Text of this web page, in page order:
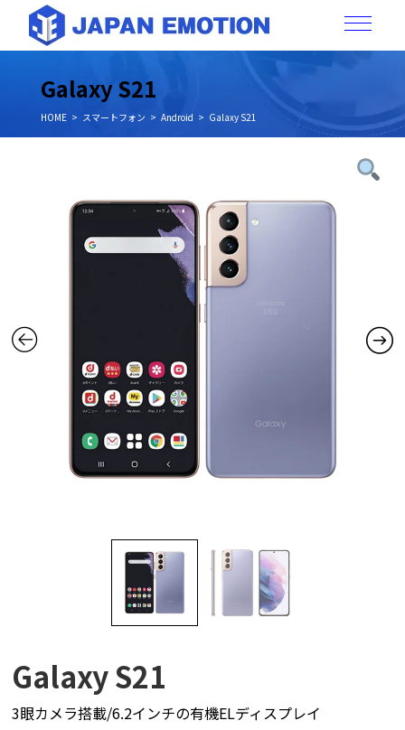
Galaxy S21
HOME スマートフォン Android Galaxy S21
Galaxy S21
3眼カメラ搭載/6.2インチの有機ELディスプレイ